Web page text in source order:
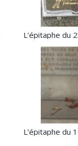
L’épitaphe du
L’épitaphe du